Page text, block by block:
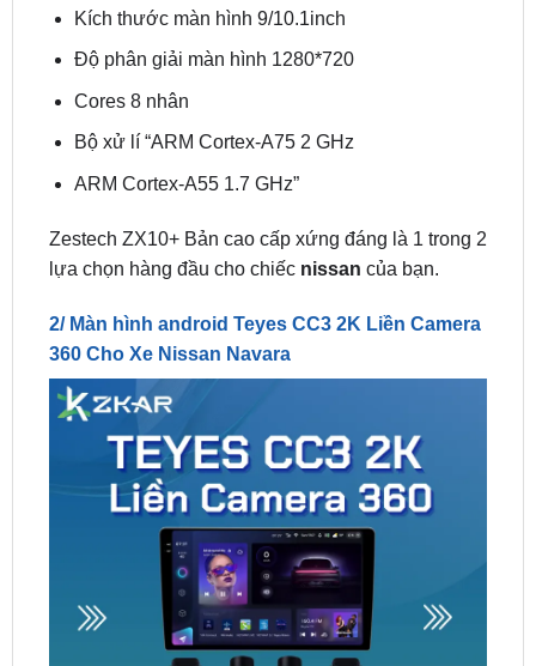
Zestech ZX10+ Bản cao cấp xứng đáng là 1 trong 2
2/ Màn hình android Teyes CC3 2K Liền Camera